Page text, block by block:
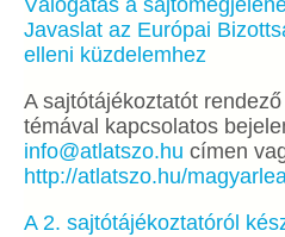
Válogatás a
Javaslat az Európai
elleni küzdelemhez
A sajtótájékoztatót
témával kapcsolatos
info@atlatszo.hu címen
http://atlatszo.hu/
A 2. sajtótájékoztatóról